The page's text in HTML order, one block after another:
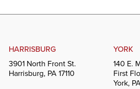
HARRISBURG
3901 North Front St.
Harrisburg, PA 17110
YORK
140 E.
First
York,